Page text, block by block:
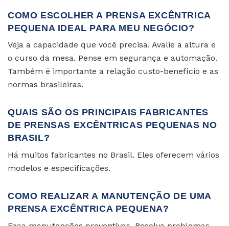
COMO ESCOLHER A PRENSA EXCÊNTRICA
PEQUENA IDEAL PARA MEU NEGÓCIO?
Veja a capacidade que você precisa. Avalie a altura e
o curso da mesa. Pense em segurança e automação.
Também é importante a relação custo-benefício e as
normas brasileiras.
QUAIS SÃO OS PRINCIPAIS FABRICANTES
DE PRENSAS EXCÊNTRICAS PEQUENAS NO
BRASIL?
Há muitos fabricantes no Brasil. Eles oferecem vários
modelos e especificações.
COMO REALIZAR A MANUTENÇÃO DE UMA
PRENSA EXCÊNTRICA PEQUENA?